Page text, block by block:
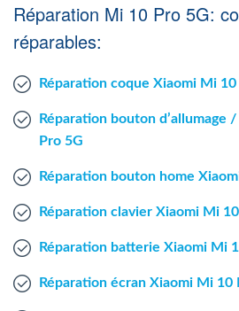
ASBL
Agent Mac
Réparation Mi 10 Pro 5G:
réparables:
Réparation coque Xiaomi Mi 10
Réparation bouton d’allumage
Pro 5G
Réparation bouton home
Réparation clavier Xiaomi Mi
Réparation batterie Xiaomi Mi
Réparation écran Xiaomi Mi 10